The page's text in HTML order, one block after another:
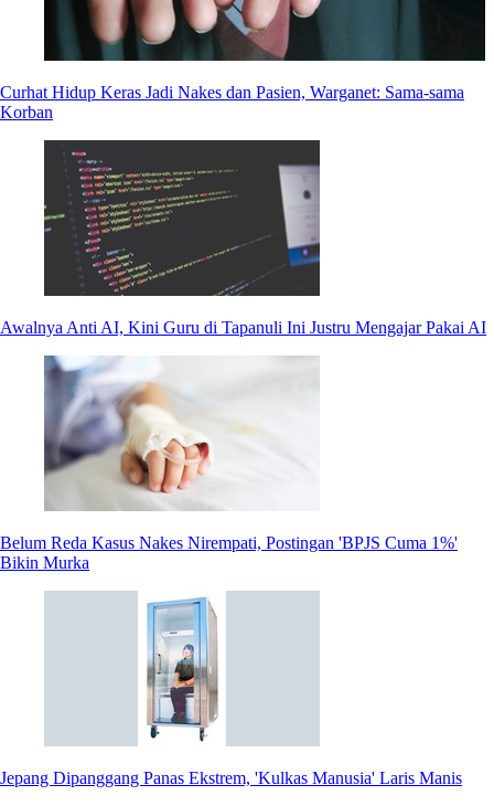
Curhat Hidup Keras Jadi Nakes dan Pasien, Warganet: Sama-sama
Korban
Awalnya Anti AI, Kini Guru di Tapanuli Ini Justru Mengajar Pakai AI
Belum Reda Kasus Nakes Nirempati, Postingan 'BPJS Cuma 1%'
Bikin Murka
Jepang Dipanggang Panas Ekstrem, 'Kulkas Manusia' Laris Manis